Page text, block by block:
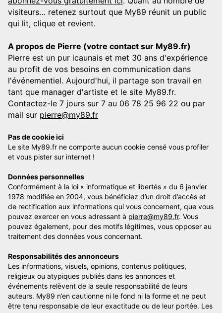
visiteurs… retenez surtout que My89 réunit un public
qui lit, clique et revient.
A propos de Pierre (votre contact sur My89.fr)
Pierre est un pur icaunais et met 30 ans d'expérience
au profit de vos besoins en communication dans
l'événementiel. Aujourd'hui, il partage son travail en
tant que manager d'artiste et le site My89.fr.
Contactez-le 7 jours sur 7 au 06 78 25 96 22 ou par
mail sur pierre@my89.fr
Pas de cookie ici
Le site My89.fr ne comporte aucun cookie censé vous profiler
et vous pister sur internet !
Données personnelles
Conformément à la loi « informatique et libertés » du 6 janvier
1978 modifiée en 2004, vous bénéficiez d’un droit d’accès et
de rectification aux informations qui vous concernent, que vous
pouvez exercer en vous adressant à pierre@my89.fr. Vous
pouvez également, pour des motifs légitimes, vous opposer au
traitement des données vous concernant.
Responsabilités des annonceurs
Les informations, visuels, opinions, contenus politiques,
religieux ou atypiques publiés dans les annonces et
événements relèvent de la seule responsabilité de leurs
auteurs. My89 n’en cautionne ni le fond ni la forme et ne peut
être tenu responsable de leur exactitude ou de leur portée. Les